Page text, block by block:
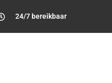
24/7 bereikbaar